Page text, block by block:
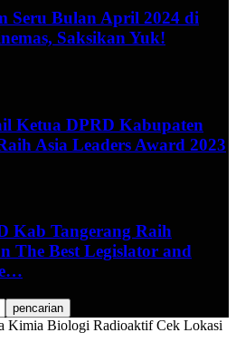
Seru Bulan April 2024 di
Saksikan Yuk!
Ketua DPRD Kabupaten
Asia Leaders Award 2023
Kab Tangerang Raih
The Best Legislator and
Kimia Biologi Radioaktif Cek Lokasi